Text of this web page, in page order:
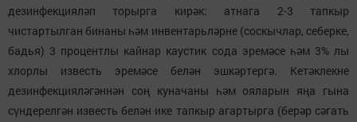
дезинфекцияләп торырга кирәк: атнага 2-3 тапкыр
чистартылган бинаны һәм инвентарьләрне (соскычлар, себерке,
бадья) 3 процентлы кайнар каустик сода эремәсе һәм 3% лы
хлорлы известь эремәсе белән эшкәртергә. Кетәклекне
дезинфекцияләгәннән соң куначаны һәм ояларын яңа гына
сүндерелгән известь белән ике тапкыр агартырга (берәр сәгать